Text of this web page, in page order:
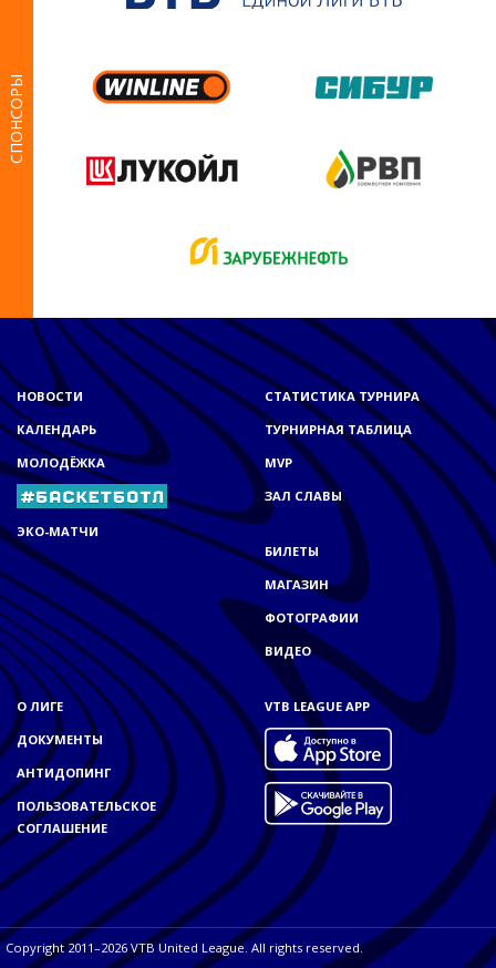
СПОНСОРЫ
НОВОСТИ
КАЛЕНДАРЬ
МОЛОДЁЖКА
ЭКО-МАТЧИ
СТАТИСТИКА ТУРНИРА
ТУРНИРНАЯ ТАБЛИЦА
MVP
ЗАЛ СЛАВЫ
БИЛЕТЫ
МАГАЗИН
ФОТОГРАФИИ
ВИДЕО
О ЛИГЕ
ДОКУМЕНТЫ
АНТИДОПИНГ
ПОЛЬЗОВАТЕЛЬСКОЕ
СОГЛАШЕНИЕ
VTB LEAGUE APP
Copyright 2011–2026 VTB United League. All rights reserved.